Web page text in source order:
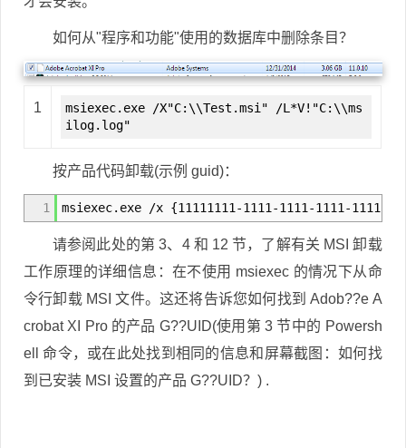
如何从"程序和功能"使用的数据库中删除条目？
1
msiexec.exe /X"C:\\Test.msi" /L*V!"C:\\ms
ilog.log"
按产品代码卸载(示例 guid)：
1 msiexec.exe /x {11111111-1111-1111-1111-
请参阅此处的第 3、4 和 12 节，了解有关 MSI 卸载
工作原理的详细信息：在不使用 msiexec 的情况下从命
令行卸载 MSI 文件。这还将告诉您如何找到 Adob??e A
crobat XI Pro 的产品 G??UID(使用第 3 节中的 Powersh
ell 命令，或在此处找到相同的信息和屏幕截图：如何找
到已安装 MSI 设置的产品 G??UID？) .